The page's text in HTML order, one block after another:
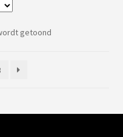
getoondGesorteerd